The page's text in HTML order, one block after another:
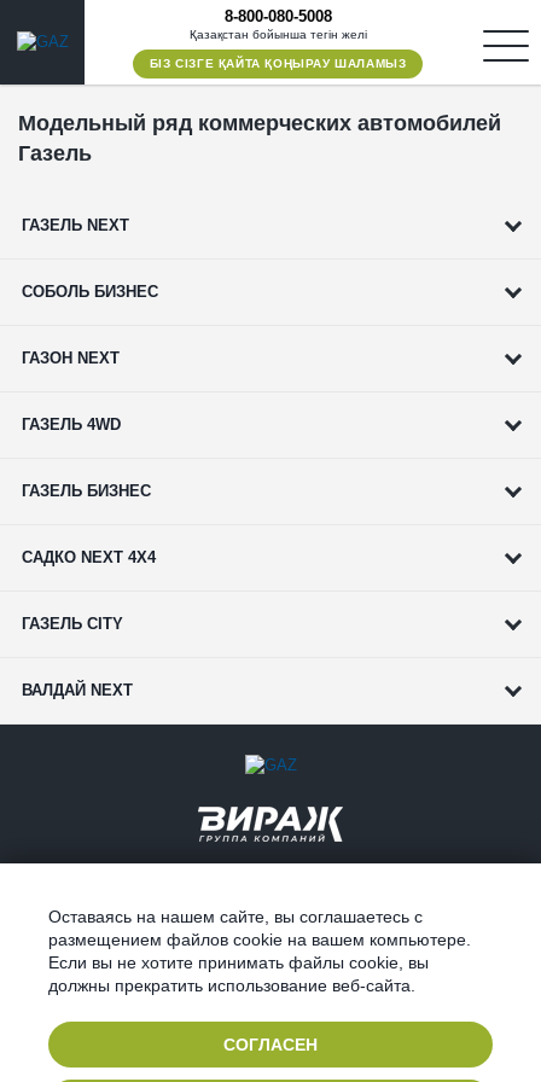
БІЗ СІЗГЕ ҚАЙТА ҚОҢЫРАУ ШАЛАМЫЗ
8-800-080-5008
Қазақстан бойынша тегін желі
Модельный ряд коммерческих автомобилей
Газель
ГАЗЕЛЬ NEXT
СОБОЛЬ БИЗНЕС
ГАЗОН NEXT
ГАЗЕЛЬ 4WD
ГАЗЕЛЬ БИЗНЕС
САДКО NEXT 4Х4
ГАЗЕЛЬ CITY
ВАЛДАЙ NEXT
ҚЫЗМЕТ
БӨЛШЕКТЕР СҰРАҚ ҚОЮ
КОНФЕДЕНЦИАЛДЫҚ
2019 ©
Продвижение инстаграм Алматыкомпания 4like.kz
Оставаясь на нашем сайте, вы соглашаетесь с
размещением файлов cookie на вашем компьютере.
Если вы не хотите принимать файлы cookie, вы
должны прекратить использование веб-сайта.
СОГЛАСЕН